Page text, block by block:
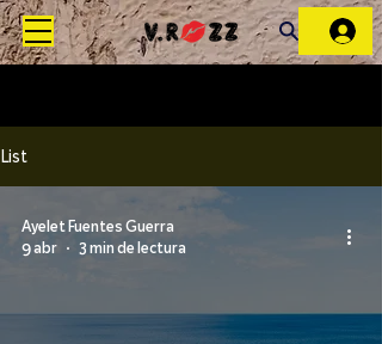
List
Ayelet Fuentes Guerra
9 abr
3 min de lectura